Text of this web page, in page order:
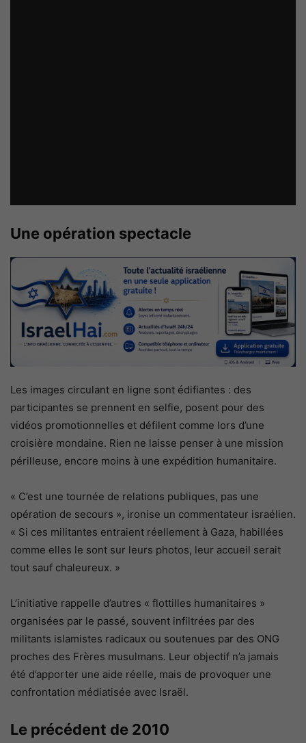
Une opération spectacle
Les images circulant en ligne sont édifiantes : des
participantes se prennent en selfie, posent pour des
vidéos promotionnelles et défilent comme lors d’une
croisière mondaine. Rien ne laisse penser à une mission
périlleuse, encore moins à une expédition humanitaire.
« C’est une tournée de relations publiques, pas une
opération de secours », ironise un commentateur israélien.
« Si ces militantes entraient réellement à Gaza, habillées
comme elles le sont sur leurs photos, leur accueil serait
tout sauf chaleureux. »
L’initiative rappelle d’autres « flottilles humanitaires »
organisées par le passé, souvent infiltrées par des
militants islamistes radicaux ou soutenues par des ONG
proches des Frères musulmans. Leur objectif n’a jamais
été d’apporter une aide réelle, mais de provoquer une
confrontation médiatisée avec Israël.
Le précédent de 2010